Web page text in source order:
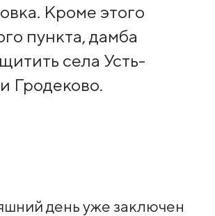
Кроме этого
пункта, дамба
села Усть-
Гродеково.
день уже заключен